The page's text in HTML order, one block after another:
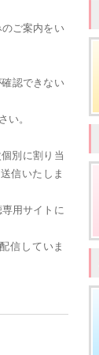
ご案内をい
認できない
い。
別に割り当
信いたしま
用サイトに
信していま